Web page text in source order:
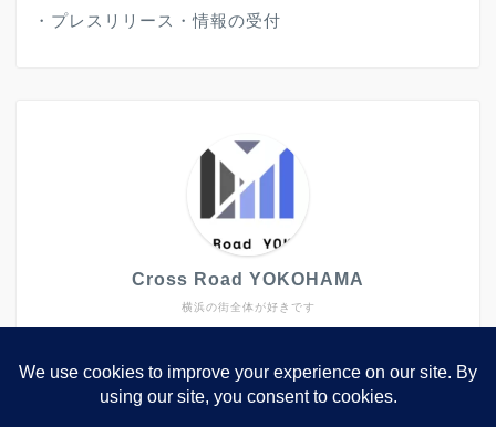
・ プレスリリース・情報の受付
横浜の街全体が好きです
Cross Road YOKOHAMA
なトピックスも発信していきたいと思ってします。
2006年から2022年まで、西区や中区で生活していまし
た。2023年に転職で関西へ。横浜は元々大好きな街で